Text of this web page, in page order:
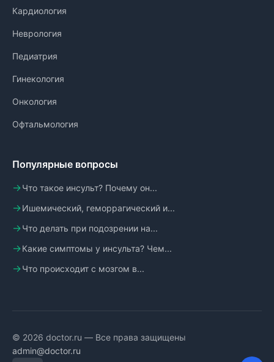
Кардиология
Неврология
Педиатрия
Гинекология
Онкология
Офтальмология
Популярные вопросы
Что такое инсульт? Почему он...
Ишемический, геморрагический и...
Что делать при подозрении на...
Какие симптомы у инсульта? Чем...
Что происходит с мозгом в...
© 2026 doctor.ru — Все права защищены
admin@doctor.ru